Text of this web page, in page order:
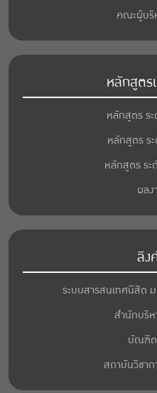
คณะผู้บริ
หลักสูตร
หลักสูตร ร
หลักสูตร ร
หลักสูตร ร
ผล
ลิง
ระบบสารสนเทศนิสิต
สำนักบริ
บัณฑิต
สถาบันวิชา